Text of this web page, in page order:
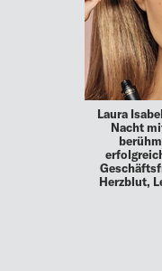
Laura
Nacht
Herzblut,